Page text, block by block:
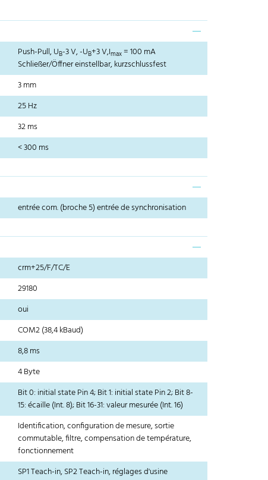
Push-Pull, UB-3 V, -UB+3 V,Imax= 100 mA
Schließer/Öffner einstellbar, kurzschlussfest
3 mm
25 Hz
32 ms
< 300 ms
entrée com. (broche 5) entrée de synchronisation
crm+25/F/TC/E
29180
oui
COM2 (38,4 kBaud)
8,8 ms
4 Byte
Bit 0: initial state Pin 4; Bit 1: initial state Pin 2; Bit 8-
15: écaille (Int. 8); Bit 16-31: valeur mesurée (Int. 16)
Identification, configuration de mesure, sortie
commutable, filtre, compensation de température,
fonctionnement
SP1 Teach-in, SP2 Teach-in, réglages d'usine